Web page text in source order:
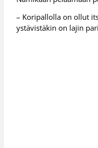
– Koripallolla on ollut
ystävistäkin on lajin